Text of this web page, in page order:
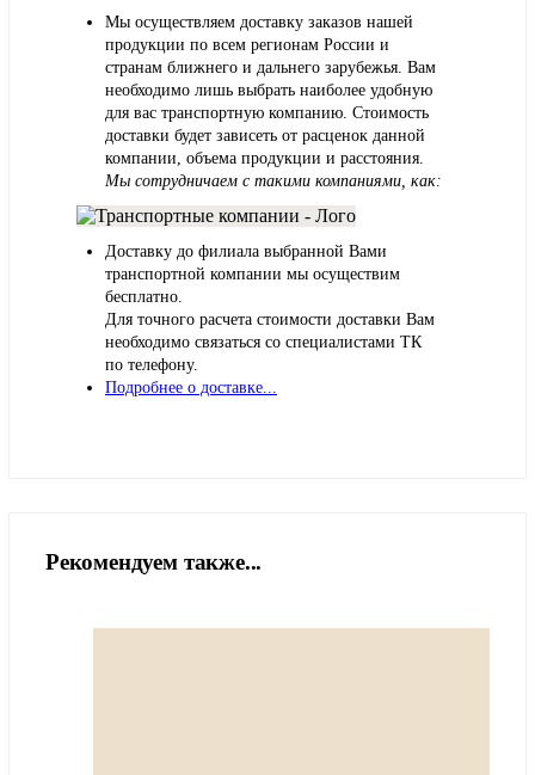
Мы осуществляем доставку заказов нашей
продукции по всем регионам России и
странам ближнего и дальнего зарубежья. Вам
необходимо лишь выбрать наиболее удобную
для вас транспортную компанию. Стоимость
доставки будет зависеть от расценок данной
компании, объема продукции и расстояния.
Мы сотрудничаем с такими компаниями, как:
Доставку до филиала выбранной Вами
транспортной компании мы осуществим
бесплатно.
Для точного расчета стоимости доставки Вам
необходимо связаться со специалистами ТК
по телефону.
Подробнее о доставке...
Рекомендуем также...